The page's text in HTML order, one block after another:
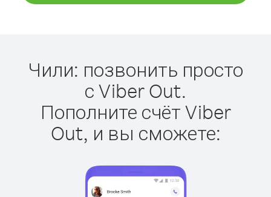
Чили: позвонить просто
с Viber Out.
Пополните счёт Viber
Out, и вы сможете: